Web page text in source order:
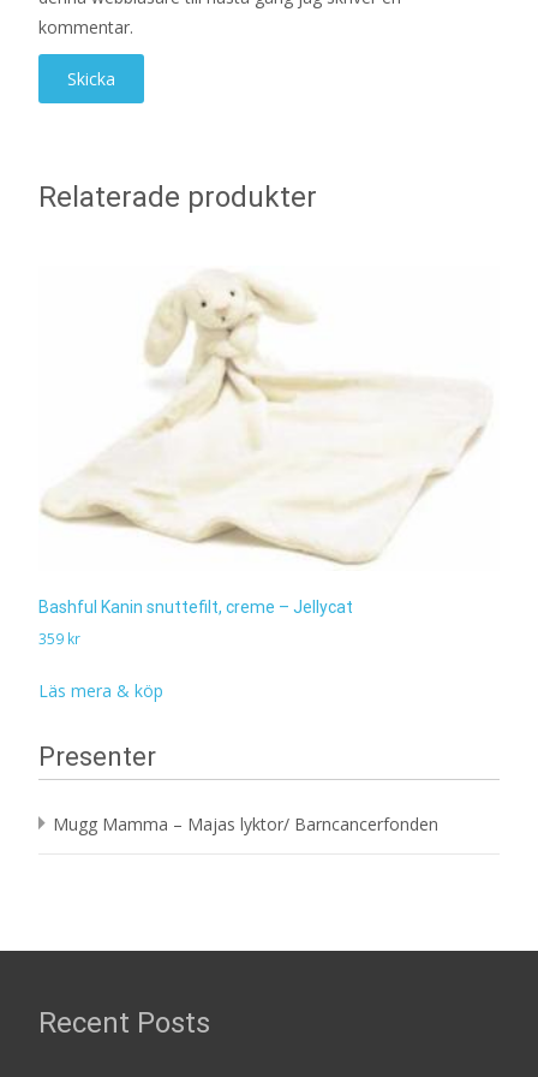
kommentar.
Relaterade produkter
Bashful Kanin snuttefilt, creme – Jellycat
359 kr
Läs mera & köp
Presenter
Mugg Mamma – Majas lyktor/ Barncancerfonden
Recent Posts